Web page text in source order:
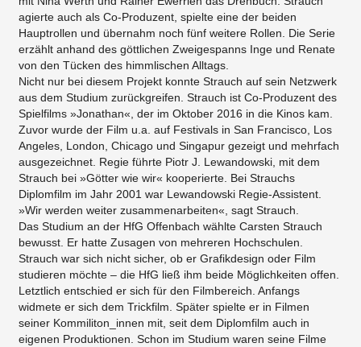
agierte auch als Co-Produzent, spielte eine der beiden
Hauptrollen und übernahm noch fünf weitere Rollen. Die Serie
erzählt anhand des göttlichen Zweigespanns Inge und Renate
von den Tücken des himmlischen Alltags.
Nicht nur bei diesem Projekt konnte Strauch auf sein Netzwerk
aus dem Studium zurückgreifen. Strauch ist Co-Produzent des
Spielfilms »Jonathan«, der im Oktober 2016 in die Kinos kam.
Zuvor wurde der Film u.a. auf Festivals in San Francisco, Los
Angeles, London, Chicago und Singapur gezeigt und mehrfach
ausgezeichnet. Regie führte Piotr J. Lewandowski, mit dem
Strauch bei »Götter wie wir« kooperierte. Bei Strauchs
Diplomfilm im Jahr 2001 war Lewandowski Regie-Assistent.
»Wir werden weiter zusammenarbeiten«, sagt Strauch.
Das Studium an der HfG Offenbach wählte Carsten Strauch
bewusst. Er hatte Zusagen von mehreren Hochschulen.
Strauch war sich nicht sicher, ob er Grafikdesign oder Film
studieren möchte – die HfG ließ ihm beide Möglichkeiten offen.
Letztlich entschied er sich für den Filmbereich. Anfangs
widmete er sich dem Trickfilm. Später spielte er in Filmen
seiner Kommiliton_innen mit, seit dem Diplomfilm auch in
eigenen Produktionen. Schon im Studium waren seine Filme